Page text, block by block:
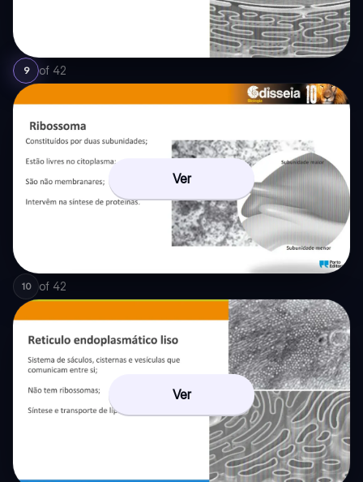
9 of 42
Ver
10 of 42
Ver